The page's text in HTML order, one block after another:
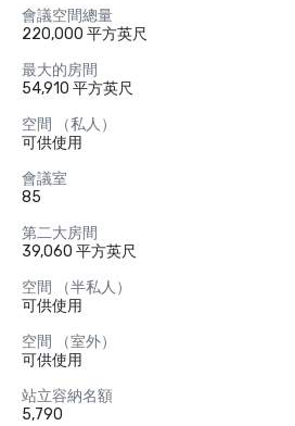
會議空間總量
220,000 平方英尺
最大的房間
54,910 平方英尺
空間 （私人）
可供使用
會議室
85
第二大房間
39,060 平方英尺
空間 （半私人）
可供使用
空間 （室外）
可供使用
站立容納名額
5,790